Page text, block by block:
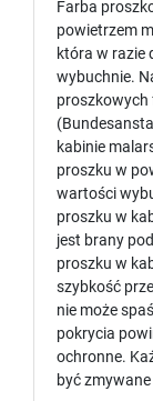
Farba
powietrzem
która w razie
wybuchnie.
kabinie
proszku w
wartości
proszku w
jest brany
proszku w
szybkość
nie może
pokrycia
ochronne.
być